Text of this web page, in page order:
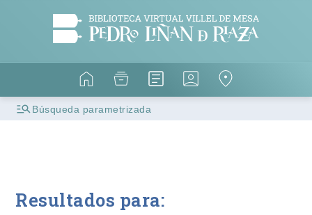
Búsqueda parametrizada
Resultados para: